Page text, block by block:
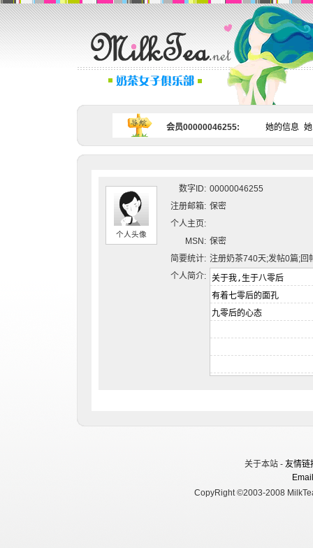
会员00000046255: 她的信息
个人头像
数字ID: 00000046255
注册邮箱: 保密
个人主页:
MSN: 保密
简要统计: 注册奶茶740天;发帖0篇;回
个人简介:
关于本站 - 友情链
CopyRight ©2003-2008